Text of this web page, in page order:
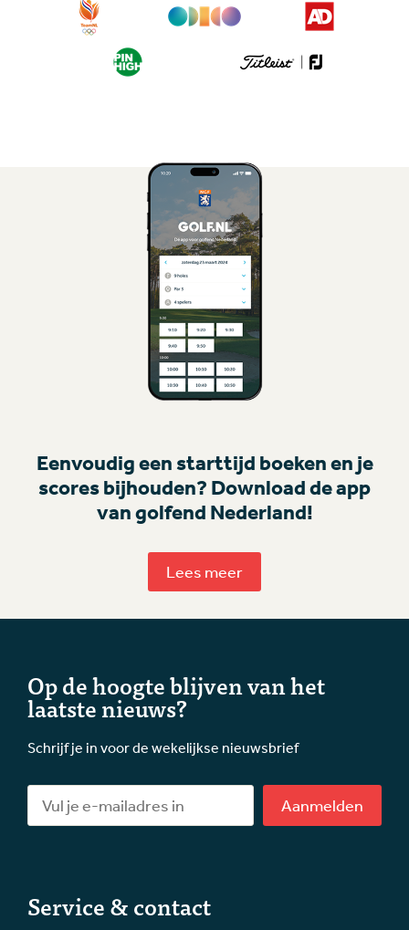
Eenvoudig een starttijd boeken en je
scores bijhouden? Download de app
van golfend Nederland!
Lees meer
Op de hoogte blijven van het
laatste nieuws?
Schrijf je in voor de wekelijkse nieuwsbrief
Aanmelden
Service & contact